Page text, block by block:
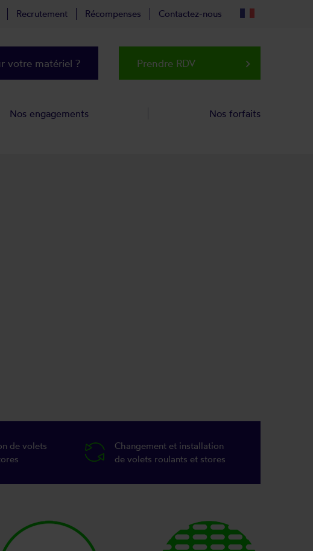
de volets
Changement et installation
de volets roulants et stores
Recrutement Récompenses Contactez-nous
votre matériel ? Prendre RDV keyboard_arrow_right
Nos engagements Nos forfaits